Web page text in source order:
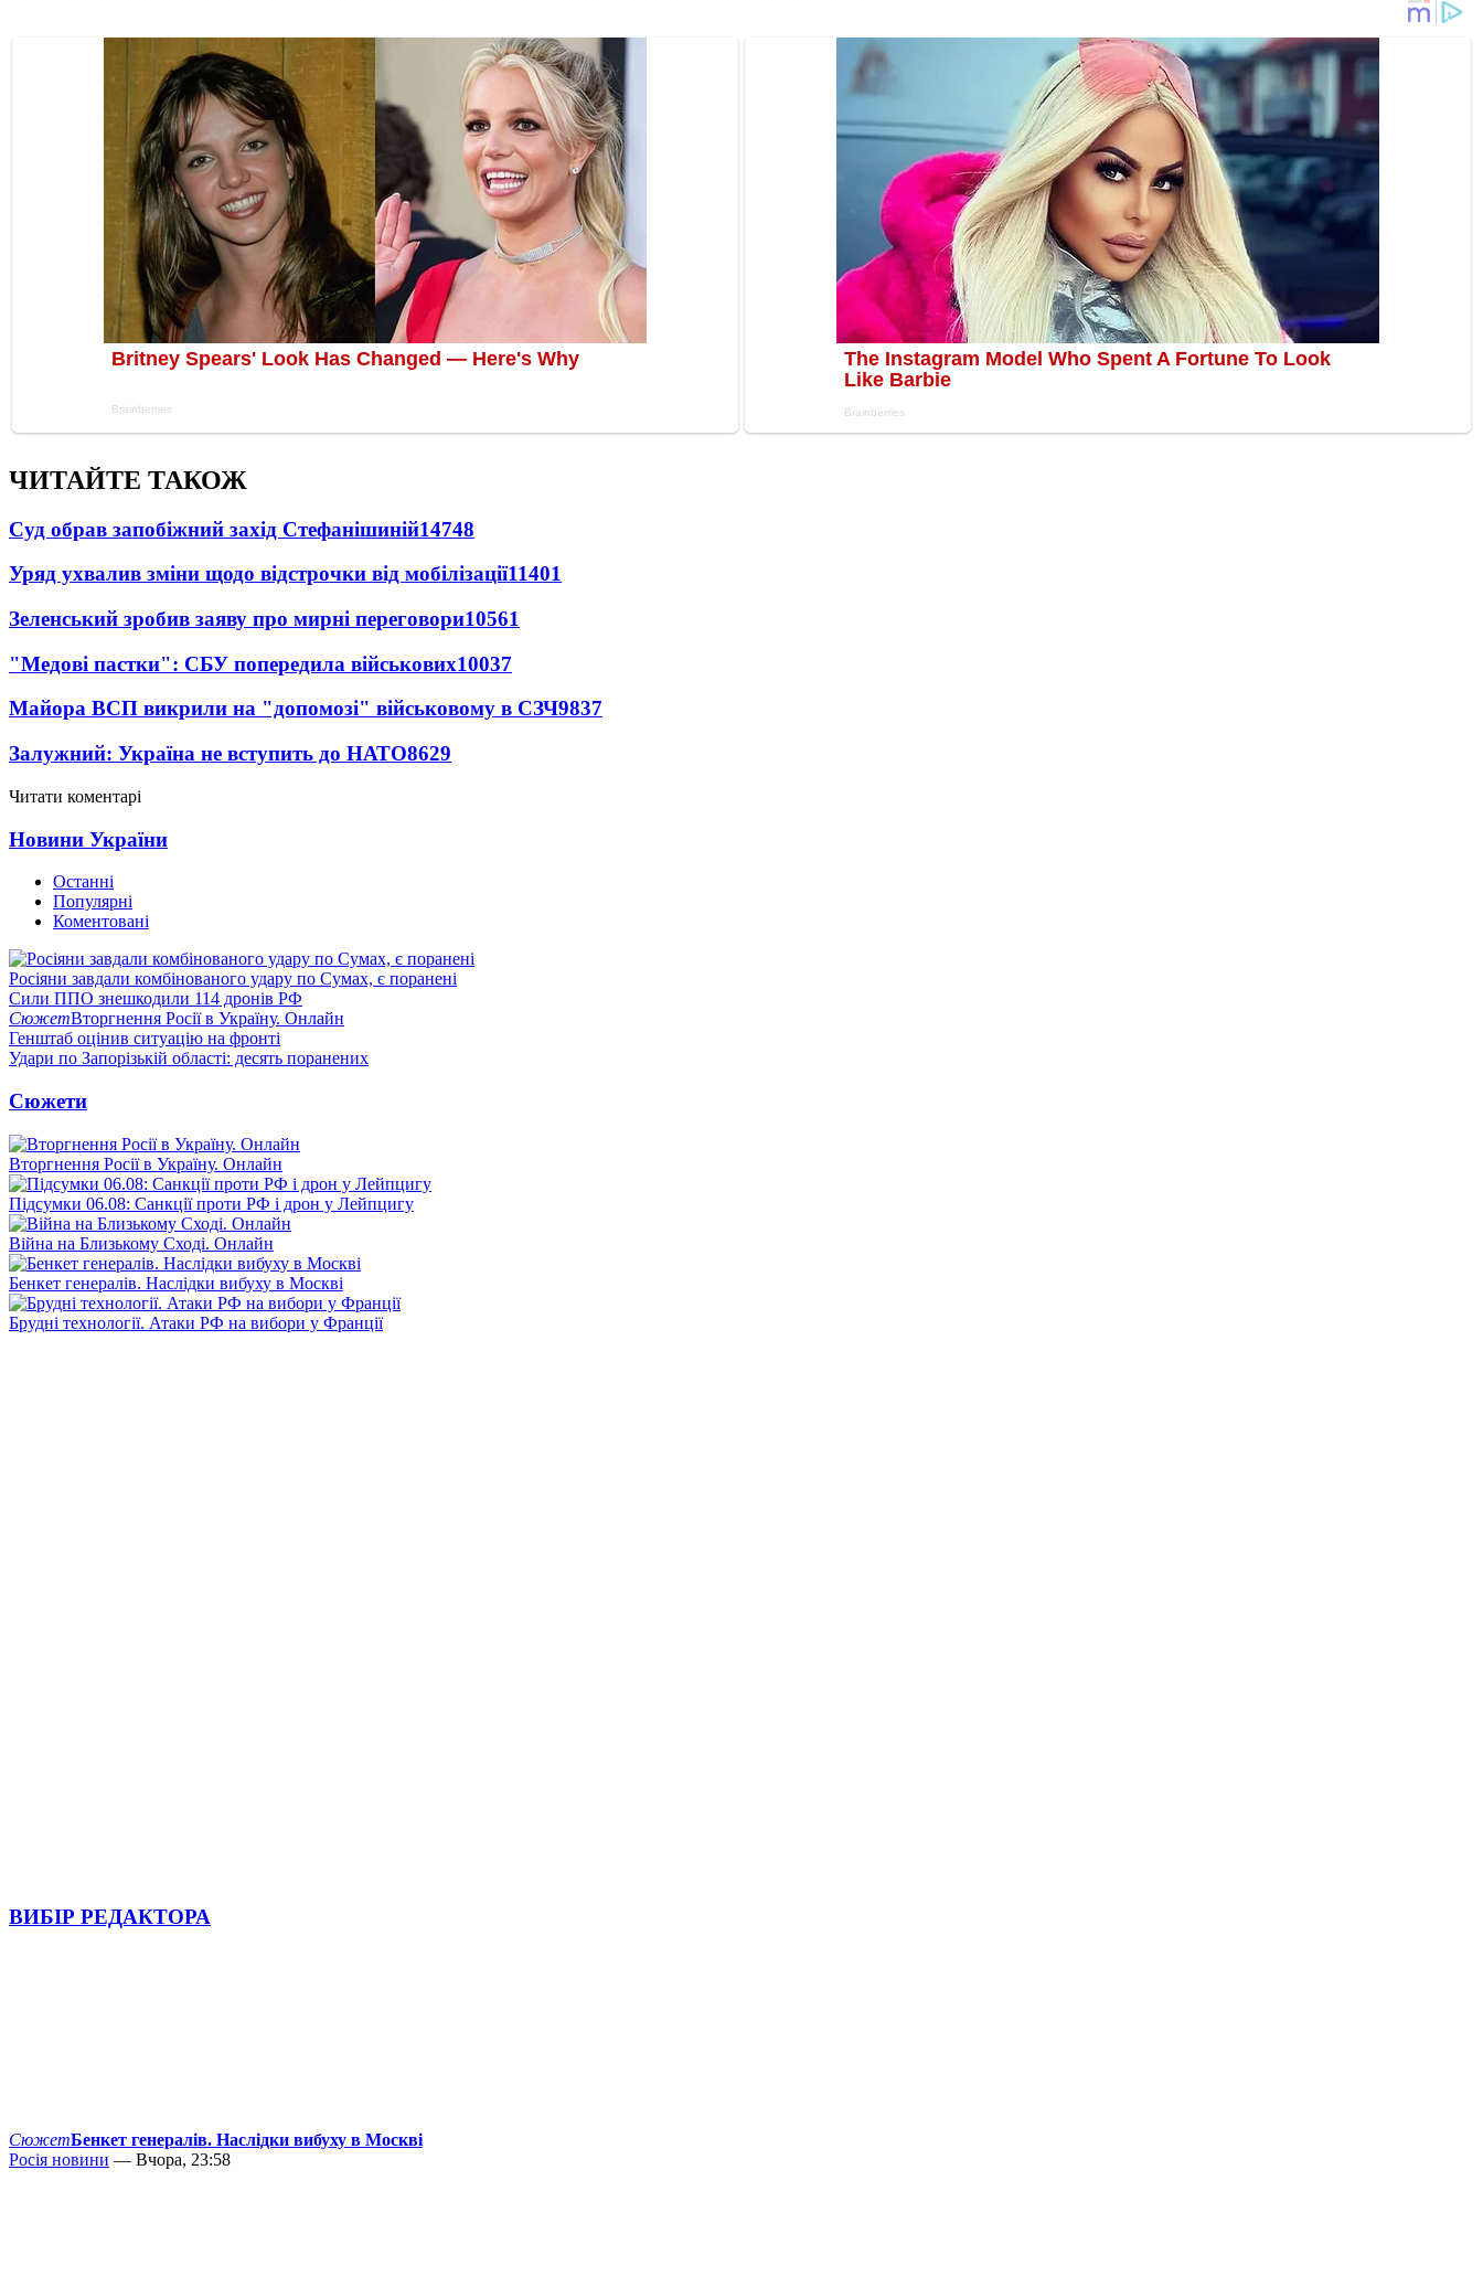
ЧИТАЙТЕ ТАКОЖ
Суд обрав запобіжний захід Стефанішиній14748
Уряд ухвалив зміни щодо відстрочки від мобілізації11401
Зеленський зробив заяву про мирні переговори10561
"Медові пастки": СБУ попередила військових10037
Майора ВСП викрили на "допомозі" військовому в СЗЧ9837
Залужний: Україна не вступить до НАТО8629
Читати коментарі
Новини України
Останні
Популярні
Коментовані
Росіяни завдали комбінованого удару по Сумах, є поранені
Сили ППО знешкодили 114 дронів РФ
СюжетВторгнення Росії в Україну. Онлайн
Генштаб оцінив ситуацію на фронті
Удари по Запорізькій області: десять поранених
Сюжети
Вторгнення Росії в Україну. Онлайн
Підсумки 06.08: Санкції проти РФ і дрон у Лейпцигу
Війна на Близькому Сході. Онлайн
Бенкет генералів. Наслідки вибуху в Москві
Брудні технології. Атаки РФ на вибори у Франції
ВИБІР РЕДАКТОРА
СюжетБенкет генералів. Наслідки вибуху в Москві
Росія новини — Вчора, 23:58